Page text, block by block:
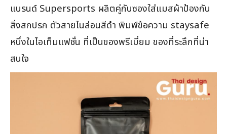
แบรนด์ Supersports ผลิตคู่กับซองใส่แมสผ้าป้องกัน
สิ่งสกปรก ตัวสายไนล่อนสีดำ พิมพ์ข้อความ staysafe
หนึ่งในไอเท็มแฟชั่น ที่เป็นของพรีเมี่ยม ของที่ระลึกที่น่า
สนใจ